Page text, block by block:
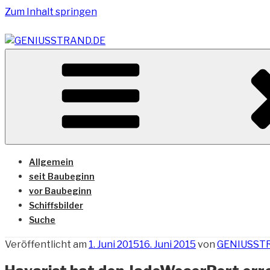
Zum Inhalt springen
GENIUSSTRAND.DE
Vom Geniusstrand zum JadeWeserPort/Container
Allgemein
seit Baubeginn
vor Baubeginn
Schiffsbilder
Suche
Veröffentlicht am 1. Juni 201516. Juni 2015 von